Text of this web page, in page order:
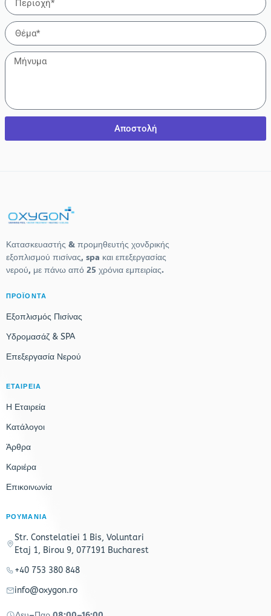
Αποστολή
Κατασκευαστής & προμηθευτής χονδρικής
εξοπλισμού πισίνας, spa και επεξεργασίας
νερού, με πάνω από 25 χρόνια εμπειρίας.
ΠΡΟΪΟΝΤΑ
Εξοπλισμός Πισίνας
Υδρομασάζ & SPA
Επεξεργασία Νερού
ΕΤΑΙΡΕΙΑ
Η Εταιρεία
Κατάλογοι
Άρθρα
Καριέρα
Επικοινωνία
ΡΟΥΜΑΝΙΑ
Str. Constelatiei 1 Bis, Voluntari
Etaj 1, Birou 9, 077191 Bucharest
+40 753 380 848
info@oxygon.ro